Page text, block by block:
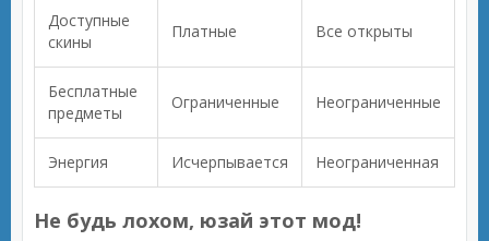
Доступные
скины
Платные Все открыты
Бесплатные
предметы
Ограниченные Неограниченные
Энергия Исчерпывается Неограниченная
Не будь лохом, юзай этот мод!